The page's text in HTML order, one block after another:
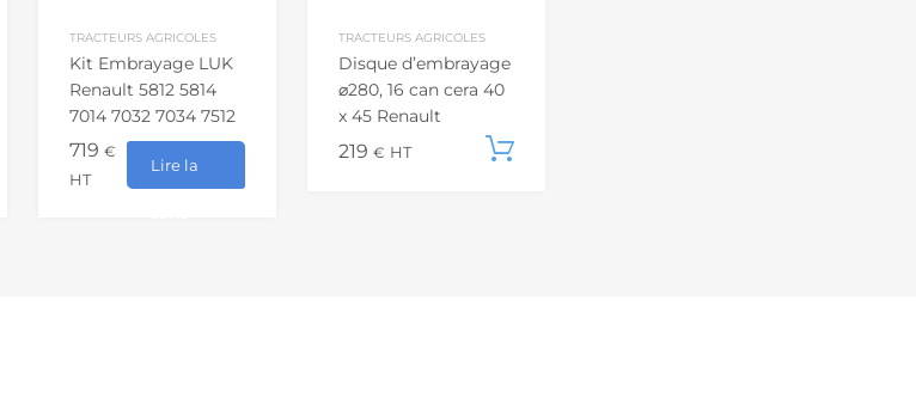
TRACTEURS AGRICOLES
Kit Embrayage LUK
Renault 5812 5814
7014 7032 7034 7512
7514 7812 8012 8514
Tracteur Agricole
719 €
HT
Lire la
TRACTEURS AGRICOLES
Disque d’embrayage
⌀280, 16 can cera 40
x 45 Renault
6005001544
219 € HT